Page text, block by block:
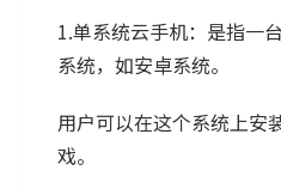
1.单系统云手机：是指一
系统，如安卓系统。
用户可以在这个系统上安
戏。